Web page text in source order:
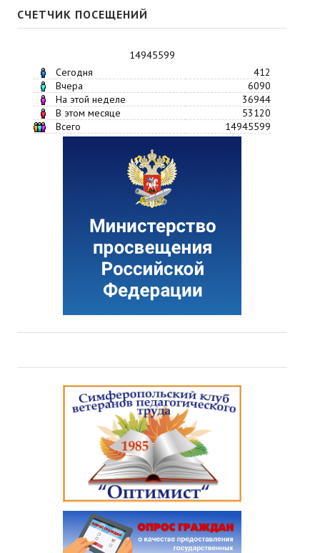
СЧЕТЧИК ПОСЕЩЕНИЙ
14945599
Сегодня
412
Вчера
6090
На этой неделе
36944
В этом месяце
53120
Всего
14945599